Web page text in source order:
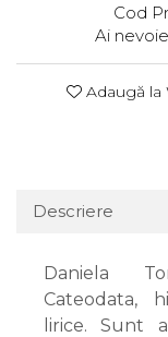
Cod
Ai
Adaugă la
Descriere
Daniela
Cateodata,
lirice. Sunt